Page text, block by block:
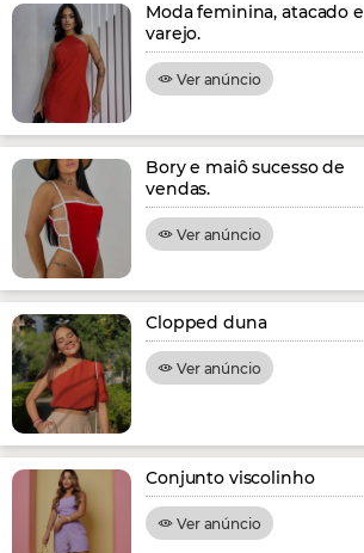
Moda feminina, atacado e
varejo.
Ver anúncio
Bory e maiô sucesso de
vendas.
Ver anúncio
Clopped duna
Ver anúncio
Conjunto viscolinho
Ver anúncio